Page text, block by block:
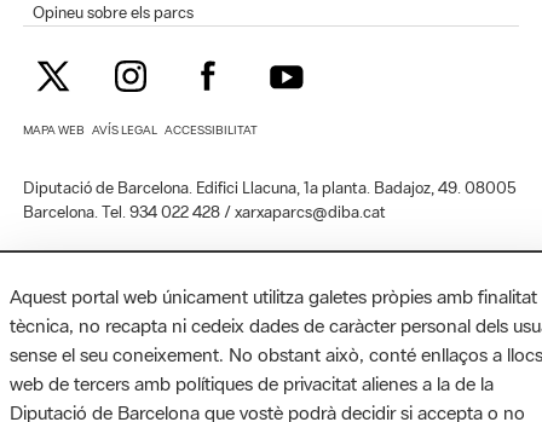
Opineu sobre els parcs
MAPA WEB AVÍS LEGAL ACCESSIBILITAT
Diputació de Barcelona. Edifici Llacuna, 1a planta. Badajoz, 49. 08005
Barcelona. Tel. 934 022 428 / xarxaparcs@diba.cat
Aquest portal web únicament utilitza galetes pròpies amb finalitat
tècnica, no recapta ni cedeix dades de caràcter personal dels
sense el seu coneixement. No obstant això, conté enllaços a llocs
web de tercers amb polítiques de privacitat alienes a la de la
Diputació de Barcelona que vostè podrà decidir si accepta o no